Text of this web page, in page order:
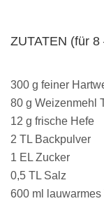
ZUTATEN (für
300 g feiner
80 g Weizenmehl
12 g frische Hefe
2 TL Backpulver
1 EL Zucker
0,5 TL Salz
600 ml lauwarmes